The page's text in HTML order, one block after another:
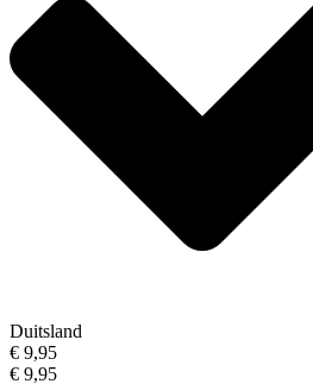
Duitsland
€ 9,95
€ 9,95